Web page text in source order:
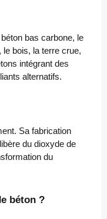
bas carbone, le
le bois, la terre crue,
intégrant des
alternatifs.
Sa fabrication
du dioxyde de
du
béton ?